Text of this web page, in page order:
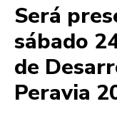
Será
sábado
de
Peravia